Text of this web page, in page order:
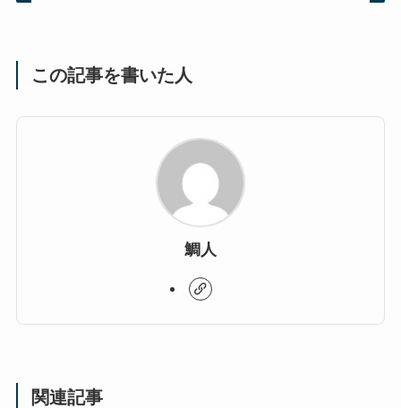
この記事を書いた人
鯛人
関連記事